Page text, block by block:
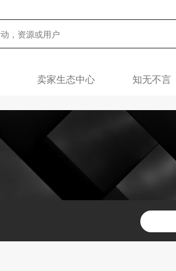
卖家生态中心 知无不言